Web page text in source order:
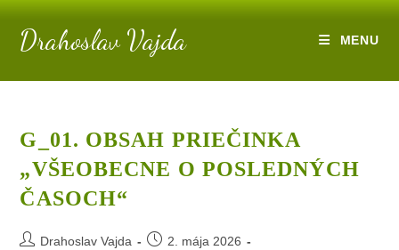
contentDrahoslav Vajda MENU
G_01. OBSAH PRIEČINKA
„VŠEOBECNE O POSLEDNÝCH
ČASOCH“
PostDrahoslav Vajda
Post2. mája 2026